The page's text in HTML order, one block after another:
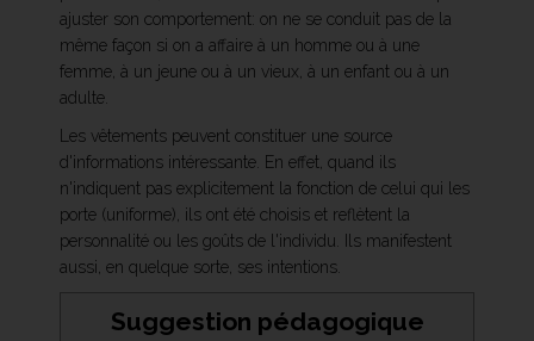
ajuster son comportement: on ne se conduit pas de la
même façon si on a affaire à un homme ou à une
femme, à un jeune ou à un vieux, à un enfant ou à un
adulte.
Les vêtements peuvent constituer une source
d'informations intéressante. En effet, quand ils
n'indiquent pas explicitement la fonction de celui qui les
porte (uniforme), ils ont été choisis et reflètent la
personnalité ou les goûts de l'individu. Ils manifestent
aussi, en quelque sorte, ses intentions.
Suggestion pédagogique